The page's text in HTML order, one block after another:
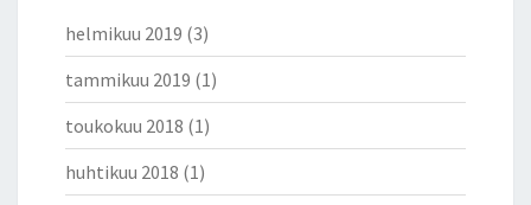
helmikuu 2019 (3)
tammikuu 2019 (1)
toukokuu 2018 (1)
huhtikuu 2018 (1)